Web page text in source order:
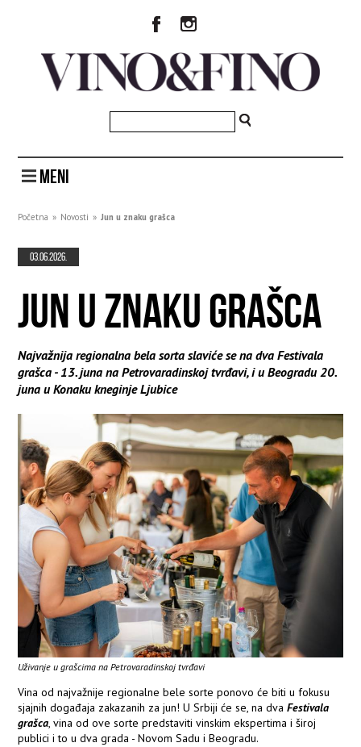
MENI
Početna » Novosti » Jun u znaku grašca
03.06.2026.
JUN U ZNAKU GRAŠCA
Najvažnija regionalna bela sorta slaviće se na dva Festivala
grašca - 13. juna na Petrovaradinskoj tvrđavi, i u Beogradu 20.
juna u Konaku kneginje Ljubice
Uživanje u grašcima na Petrovaradinskoj tvrđavi
Vina od najvažnije regionalne bele sorte ponovo će biti u fokusu
sjajnih događaja zakazanih za jun! U Srbiji će se, na dvaFestivala
grašca, vina od ove sorte predstaviti vinskim ekspertima i široj
publici i to u dva grada - Novom Sadu i Beogradu.